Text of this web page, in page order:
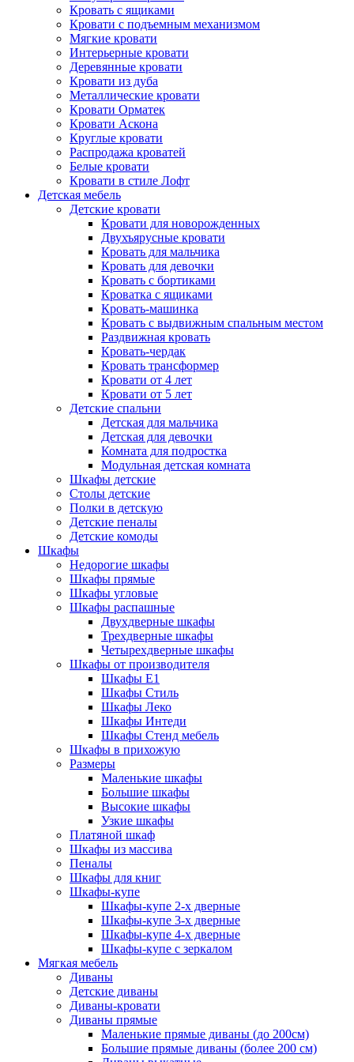
Кровать с ящиками
Кровати с подъемным механизмом
Мягкие кровати
Интерьерные кровати
Деревянные кровати
Кровати из дуба
Металлические кровати
Кровати Орматек
Кровати Аскона
Круглые кровати
Распродажа кроватей
Белые кровати
Кровати в стиле Лофт
Детская мебель
Детские кровати
Кровати для новорожденных
Двухъярусные кровати
Кровать для мальчика
Кровать для девочки
Кровать с бортиками
Кроватка с ящиками
Кровать-машинка
Кровать с выдвижным спальным местом
Раздвижная кровать
Кровать-чердак
Кровать трансформер
Кровати от 4 лет
Кровати от 5 лет
Детские спальни
Детская для мальчика
Детская для девочки
Комната для подростка
Модульная детская комната
Шкафы детские
Столы детские
Полки в детскую
Детские пеналы
Детские комоды
Шкафы
Недорогие шкафы
Шкафы прямые
Шкафы угловые
Шкафы распашные
Двухдверные шкафы
Трехдверные шкафы
Четырехдверные шкафы
Шкафы от производителя
Шкафы E1
Шкафы Стиль
Шкафы Леко
Шкафы Интеди
Шкафы Стенд мебель
Шкафы в прихожую
Размеры
Маленькие шкафы
Большие шкафы
Высокие шкафы
Узкие шкафы
Платяной шкаф
Шкафы из массива
Пеналы
Шкафы для книг
Шкафы-купе
Шкафы-купе 2-х дверные
Шкафы-купе 3-х дверные
Шкафы-купе 4-х дверные
Шкафы-купе с зеркалом
Мягкая мебель
Диваны
Детские диваны
Диваны-кровати
Диваны прямые
Маленькие прямые диваны (до 200см)
Большие прямые диваны (более 200 см)